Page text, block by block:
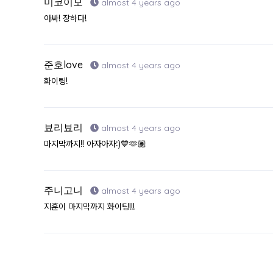
almost 4 years ago
아싸! 장하다!
준호love almost 4 years ago
화이팅!
뵤리뵤리 almost 4 years ago
마지막까지!! 아자아자:)💙🫶🏽
주니고니 almost 4 years ago
지훈이 마지막까지 화이팅!!!